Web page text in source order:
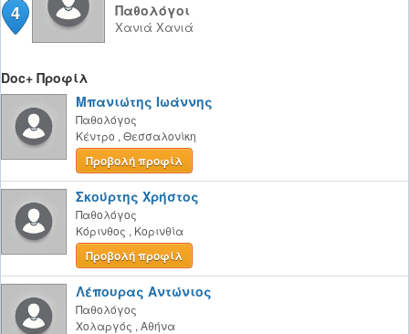
4 Παθολόγοι
Χανιά Χανιά
Doc+ Προφίλ
Μπανιώτης Ιωάννης
Παθολόγος
Κέντρο , Θεσσαλονίκη
Προβολή προφίλ
Σκούρτης Χρήστος
Παθολόγος
Κόρινθος , Κορινθία
Προβολή προφίλ
Λέπουρας Αντώνιος
Παθολόγος
Χολαργός , Αθήνα